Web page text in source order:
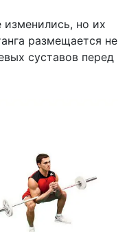
изменились, но их
размещается не
суставов перед